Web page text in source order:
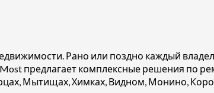
Рано или поздно каждый
предлагает комплексные решения по
Мытищах, Химках, Видном, Монино,